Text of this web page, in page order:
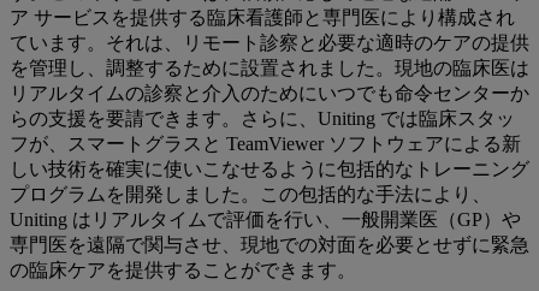
ア サービスを提供する臨床看護師と専門医により構成され
ています。それは、リモート診察と必要な適時のケアの提供
を管理し、調整するために設置されました。現地の臨床医は
リアルタイムの診察と介入のためにいつでも命令センターか
らの支援を要請できます。さらに、Uniting では臨床スタッ
フが、スマートグラスと TeamViewer ソフトウェアによる新
しい技術を確実に使いこなせるように包括的なトレーニング
プログラムを開発しました。この包括的な手法により、
Uniting はリアルタイムで評価を行い、一般開業医（GP）や
専門医を遠隔で関与させ、現地での対面を必要とせずに緊急
の臨床ケアを提供することができます。